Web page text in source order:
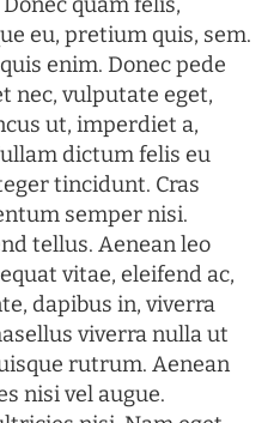
quam felis,
eu, pretium quis, sem.
enim. Donec pede
nec, vulputate eget,
ut, imperdiet a,
dictum felis eu
tincidunt. Cras
semper nisi.
tellus. Aenean leo
vitae, eleifend ac,
dapibus in, viverra
viverra nulla ut
rutrum. Aenean
nisi vel augue.